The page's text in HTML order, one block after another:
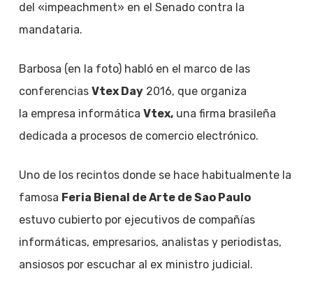
del «impeachment» en el Senado contra la
mandataria.
Barbosa (en la foto) habló en el marco de las
conferencias Vtex Day2016, que organiza
la empresa informática Vtex,una firma brasileña
dedicada a procesos de comercio electrónico.
Uno de los recintos donde se hace habitualmente la
famosa Feria Bienal de Arte de Sao Paulo
estuvo cubierto por ejecutivos de compañías
informáticas, empresarios, analistas y periodistas,
ansiosos por escuchar al ex ministro judicial.